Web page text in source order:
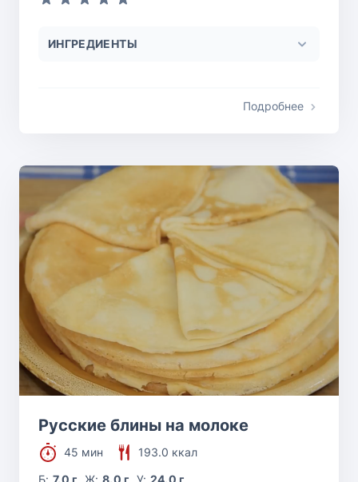
ИНГРЕДИЕНТЫ
Подробнее
Русские блины на молоке
45 мин
193.0 ккал
Б:7.0 г Ж: 8.0 г У: 24.0 г